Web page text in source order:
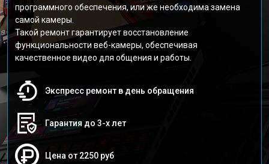
программного обеспечения, или же необходима замена
самой камеры.
Такой ремонт гарантирует восстановление
функциональности веб-камеры, обеспечивая
качественное видео для общения и работы.
Экспресс ремонт в день обращения
Гарантия до 3-х лет
Цена от 2250 руб